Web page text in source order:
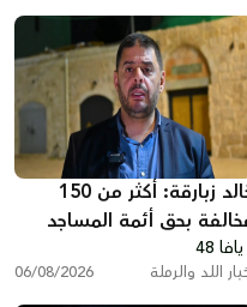
خالد زبارقة: أكثر من 150
بحق أئمة المساجد
بسبب رفع الأذان في اللد
يافا 48
اللد والرملة 06/08/2026